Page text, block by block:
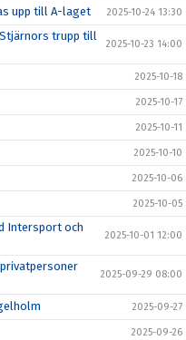
upp till A-laget 2025-10-24 13:30
trupp till
2025-10-23 14:00
2025-10-18
2025-10-17
2025-10-11
2025-10-10
2025-10-06
2025-10-05
Intersport och
2025-10-01 12:00
2025-09-29 08:00
2025-09-27
2025-09-26